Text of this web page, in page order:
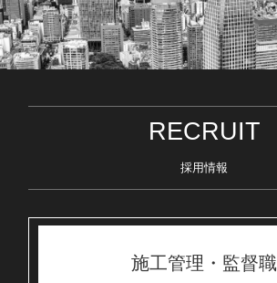
RECRUIT
採用情報
施工管理・監督職